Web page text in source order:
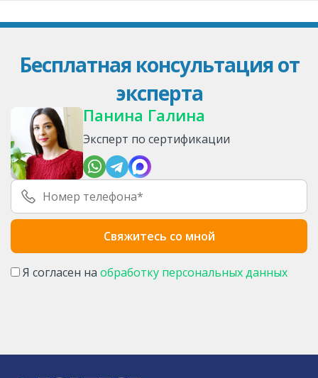
Бесплатная консультация от
эксперта
Панина Галина
Эксперт по сертификации
Я согласен на обработку персональных данных